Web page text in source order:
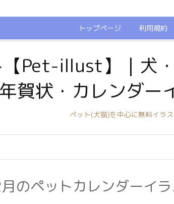
トップページ 利用規約
Pet-illust】｜犬
年賀状・カレンダー
ペット(犬猫)を中心に無料イラス
のペットカレンダーイラ